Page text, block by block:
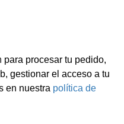
procesar tu pedido,
gestionar el acceso a tu
en nuestra política de